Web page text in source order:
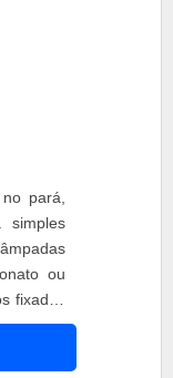
pará,
simples
ou
fixados
a